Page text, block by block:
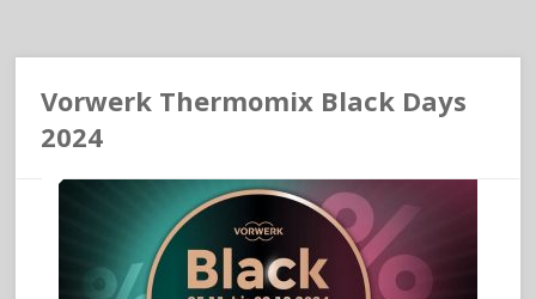
Vorwerk Thermomix Black Days
2024